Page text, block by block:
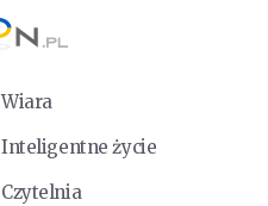
Wiara
Inteligentne życie
Czytelnia